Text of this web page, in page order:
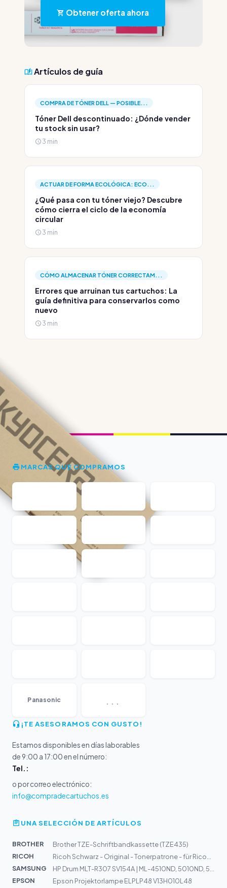
Obtener oferta ahora
Artículos de guía
COMPRA DE TÓNER DELL — POSIBLE...
Tóner Dell descontinuado: ¿Dónde vender
tu stock sin usar?
3 min
ACTUAR DE FORMA ECOLÓGICA: ECO...
¿Qué pasa con tu tóner viejo? Descubre
cómo cierra el ciclo de la economía
circular
3 min
CÓMO ALMACENAR TÓNER CORRECTAM...
Errores que arruinan tus cartuchos: La
guía definitiva para conservarlos como
nuevo
3 min
MARCAS QUE COMPRAMOS
Panasonic ...
¡TE ASESORAMOS CON GUSTO!
Estamos disponibles en días laborables
de 9:00 a 17:00 en el número:
Tel.:
o por correo electrónico:
info@compradecartuchos.es
UNA SELECCIÓN DE ARTÍCULOS
BROTHER
Brother TZE-Schriftbandkassette (TZE435)
RICOH
Ricoh Schwarz - Original - Tonerpatrone - für Ricoh Afi...
SAMSUNG
HP Drum MLT-R307 SV154A | ML-4510ND, 5010ND, 5015ND
EPSON
Epson Projektorlampe ELPLP48 V13H010L48